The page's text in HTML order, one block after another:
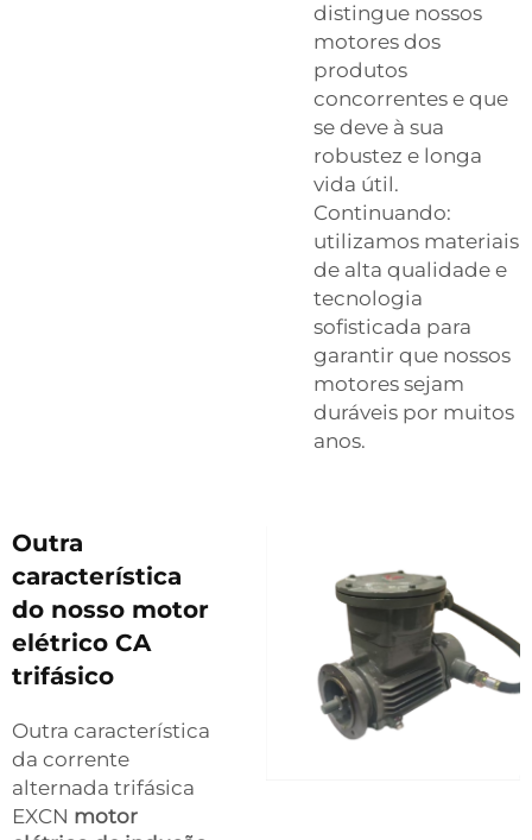
distingue nossos
motores dos
produtos
concorrentes e que
se deve à sua
robustez e longa
vida útil.
Continuando:
utilizamos materiais
de alta qualidade e
tecnologia
sofisticada para
garantir que nossos
motores sejam
duráveis por muitos
anos.
Outra
característica
do nosso motor
elétrico CA
trifásico
Outra característica
da corrente
alternada trifásica
EXCN motor